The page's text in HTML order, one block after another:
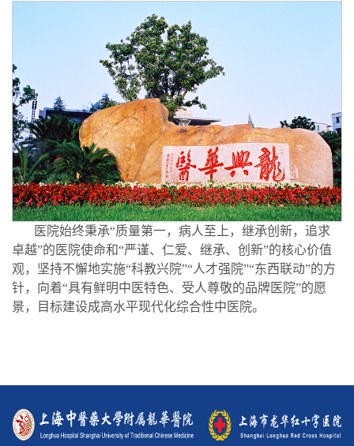
医院始终秉承“质量第一，病人至上，继承创新，追求
卓越”的医院使命和“严谨、仁爱、继承、创新”的核心价值
观，坚持不懈地实施“科教兴院”“人才强院”“东西联动”的方
针，向着“具有鲜明中医特色、受人尊敬的品牌医院”的愿
景，目标建设成高水平现代化综合性中医院。